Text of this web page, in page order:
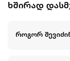
ხშირად
როგორ